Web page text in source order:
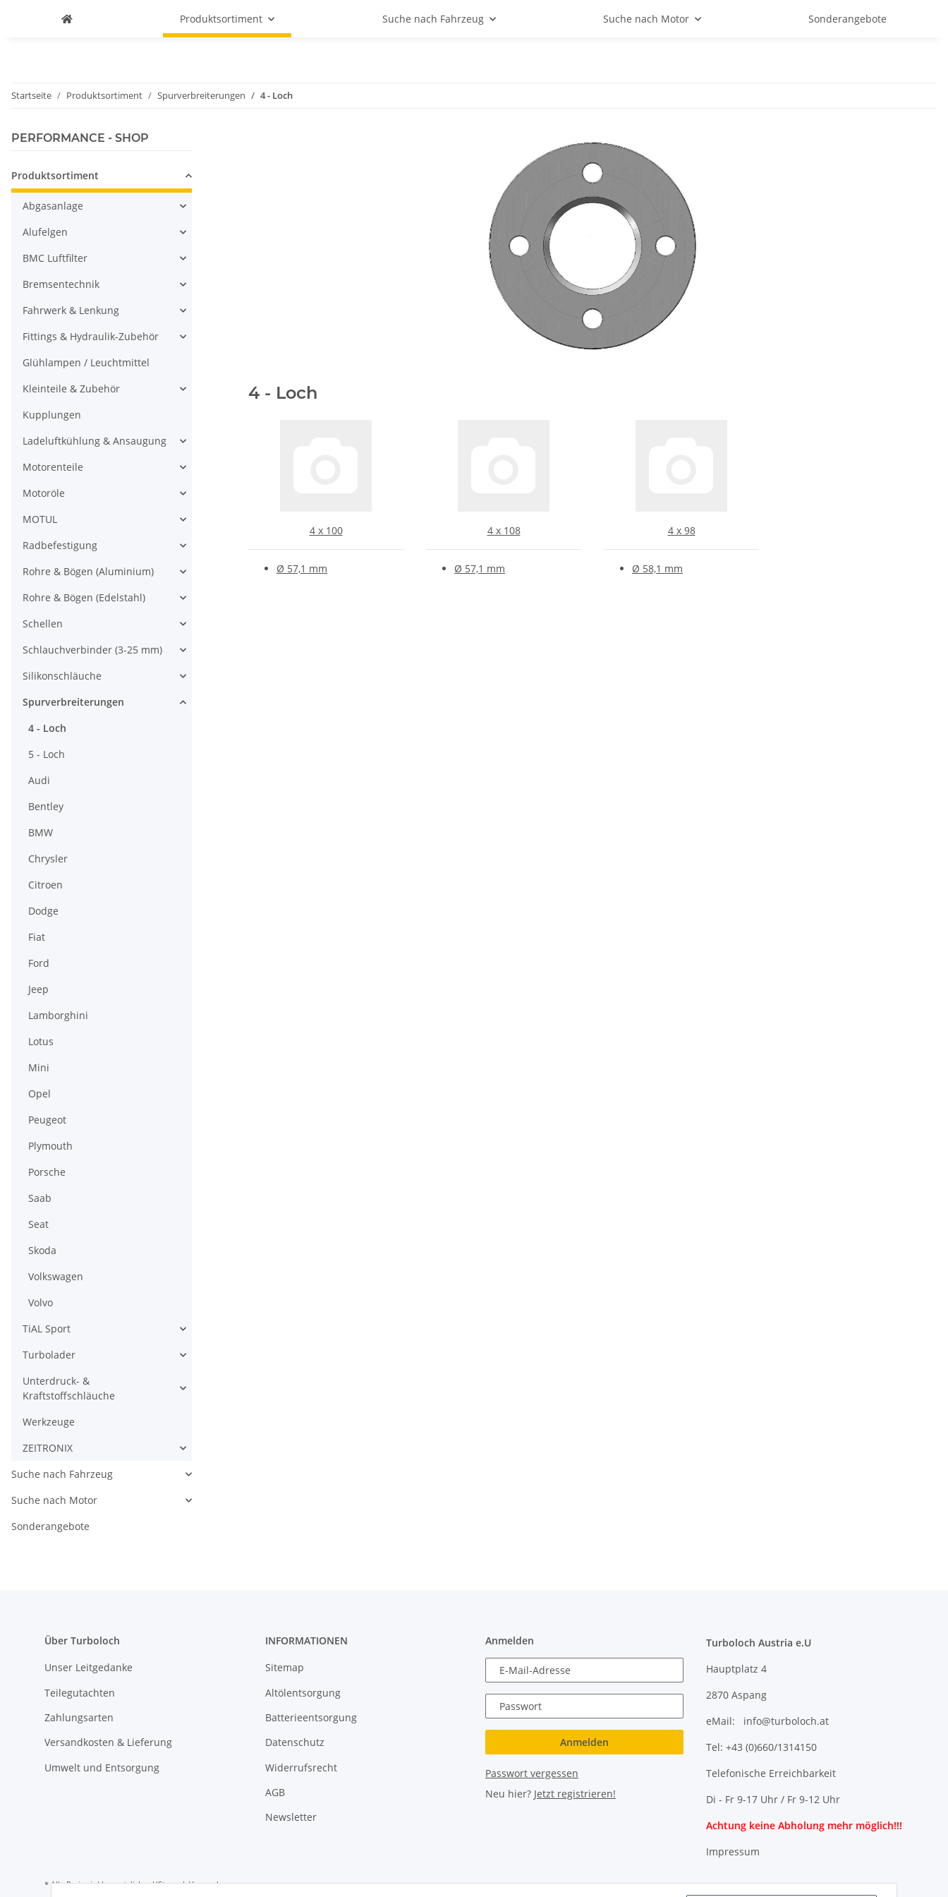
Produktsortiment Suche nach Fahrzeug Suche nach Motor Sonderangebote
Startseite Produktsortiment Spurverbreiterungen 4 - Loch
4 - Loch
4 x 100
Ø 57,1 mm
4 x 108
Ø 57,1 mm
4 x 98
Ø 58,1 mm
PERFORMANCE - SHOP
Produktsortiment
Abgasanlage
Alufelgen
BMC Luftfilter
Bremsentechnik
Fahrwerk & Lenkung
Fittings & Hydraulik-Zubehör
Glühlampen / Leuchtmittel
Kleinteile & Zubehör
Kupplungen
Ladeluftkühlung & Ansaugung
Motorenteile
Motoröle
MOTUL
Radbefestigung
Rohre & Bögen (Aluminium)
Rohre & Bögen (Edelstahl)
Schellen
Schlauchverbinder (3-25 mm)
Silikonschläuche
Spurverbreiterungen
4 - Loch
5 - Loch
Audi
Bentley
BMW
Chrysler
Citroen
Dodge
Fiat
Ford
Jeep
Lamborghini
Lotus
Mini
Opel
Peugeot
Plymouth
Porsche
Saab
Seat
Skoda
Volkswagen
Volvo
TiAL Sport
Turbolader
Unterdruck- &
Kraftstoffschläuche
Werkzeuge
ZEITRONIX
Suche nach Fahrzeug
Suche nach Motor
Sonderangebote
Über Turboloch
Unser Leitgedanke
Teilegutachten
Zahlungsarten
Versandkosten & Lieferung
Umwelt und Entsorgung
INFORMATIONEN
Sitemap
Altölentsorgung
Batterieentsorgung
Datenschutz
Widerrufsrecht
AGB
Newsletter
Anmelden
E-Mail-Adresse
Passwort
Anmelden
Passwort vergessen
Neu hier? Jetzt registrieren!
Turboloch Austria e.U
Hauptplatz 4
2870 Aspang
eMail: info@turboloch.at
Tel: +43 (0)660/1314150
Telefonische Erreichbarkeit
Di - Fr 9-17 Uhr / Fr 9-12 Uhr
Achtung keine Abholung mehr möglich!!!
Impressum
* Alle Preise inkl. gesetzlicher USt., zzgl.Versand